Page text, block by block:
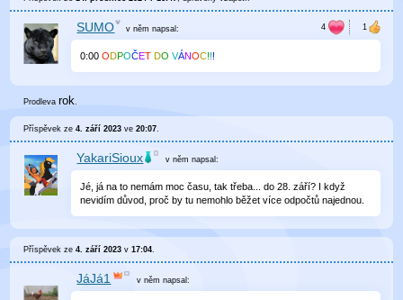
SUMO v něm napsal:
0:00 ODPOČET DO VÁNOC!!!
Prodleva rok.
Příspěvek ze4. září 2023 ve20:07.
YakariSioux v němnapsal:
Jé, já na to nemám moc času, tak třeba... do 28. září? I když
nevidím důvod, proč by tu nemohlo běžet více odpočtů najednou.
Příspěvek ze4. září 2023 v17:04
JáJá1 v něm napsal: